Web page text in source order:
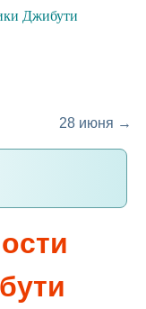
Джибути
28 июня →